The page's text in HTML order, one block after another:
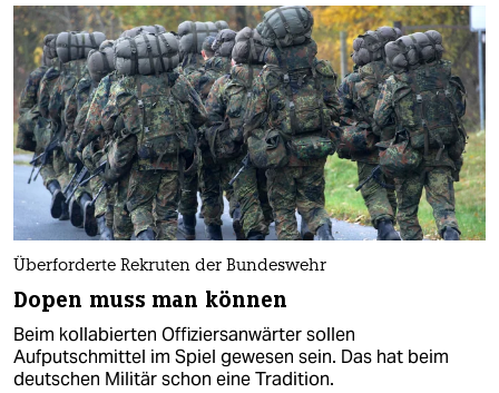
Überforderte Rekruten der Bundeswehr
Dopen muss man können
Beim kollabierten Offiziersanwärter sollen
Aufputschmittel im Spiel gewesen sein. Das hat beim
deutschen Militär schon eine Tradition.